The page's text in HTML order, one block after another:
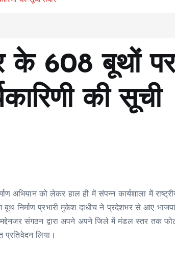
के 608 बूथों पर
की सूची
अभियान को लेकर हाल ही में संपन्न कार्यशाला में
निर्माण प्रभारी मुकेश दाधीच ने प्रदेशभर से आए
मद्देनजर संगठन द्वारा अपने अपने जिले में मंडल स्तर तक
प्रतिवेदन लिया।